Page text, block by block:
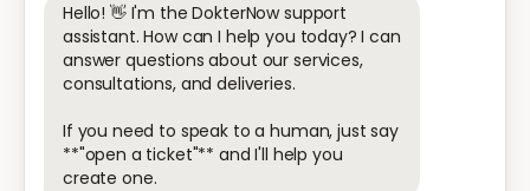
Hello! 👋 I'm the DokterNow support
assistant. How can I help you today? I can
answer questions about our services,
consultations, and deliveries.
If you need to speak to a human, just say
**"open a ticket"** and I'll help you
create one.